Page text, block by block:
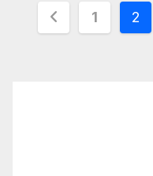
Paginación
1 2